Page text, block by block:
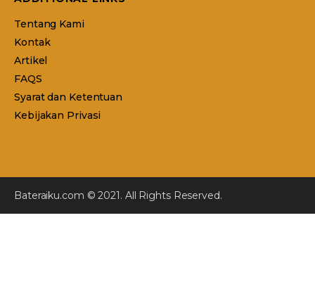
Tentang Kami
Kontak
Artikel
FAQS
Syarat dan Ketentuan
Kebijakan Privasi
Bateraiku.com © 2021. All Rights Reserved.